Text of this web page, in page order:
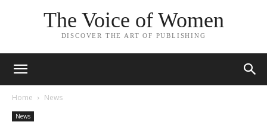
The Voice of Women
DISCOVER THE ART OF PUBLISHING
Home News
News